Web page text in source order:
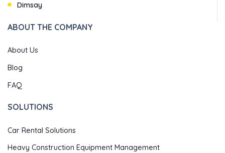
Dimsay
ABOUT THE COMPANY
About Us
Blog
FAQ
SOLUTIONS
Car Rental Solutions
Heavy Construction Equipment Management